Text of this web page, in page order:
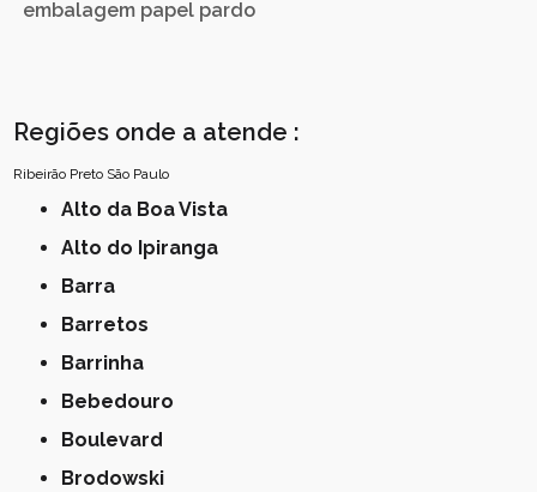
embalagem papel pardo
Regiões onde a atende :
Ribeirão Preto São Paulo
Alto da Boa Vista
Alto do Ipiranga
Barra
Barretos
Barrinha
Bebedouro
Boulevard
Brodowski